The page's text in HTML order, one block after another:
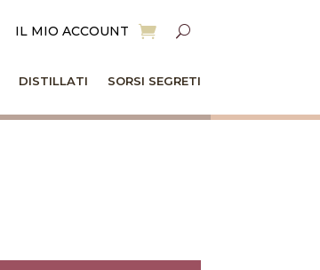
IL MIO ACCOUNT
DISTILLATI SORSI SEGRETI